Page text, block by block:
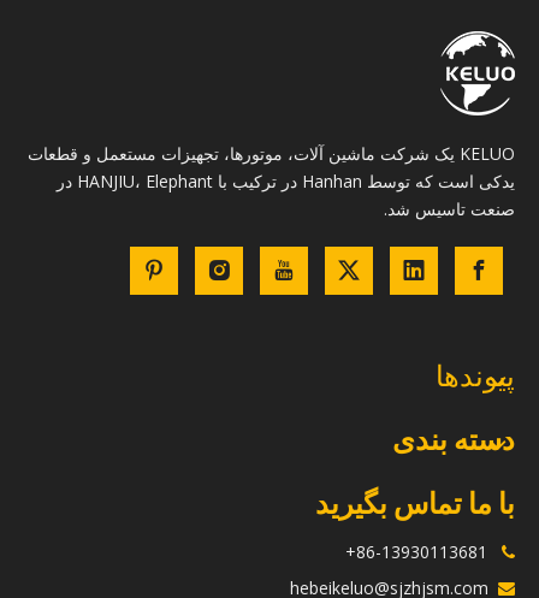
KELUO یک شرکت ماشین آلات، موتورها، تجهیزات مستعمل و قطعات
یدکی است که توسط Hanhan در ترکیب با HANJIU، Elephant در
صنعت تاسیس شد.
پیوندها
دسته بندی
با ما تماس بگیرید


hebeikeluo@sjzhjsm.com